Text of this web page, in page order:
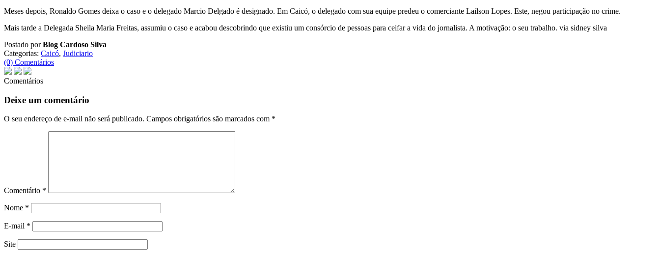
Meses depois, Ronaldo Gomes deixa o caso e o delegado Marcio Delgado é designado. Em Caicó, o delegado com sua equipe predeu o comerciante Lailson Lopes. Este, negou participação no crime.
Mais tarde a Delegada Sheila Maria Freitas, assumiu o caso e acabou descobrindo que existiu um consórcio de pessoas para ceifar a vida do jornalista. A motivação: o seu trabalho. via sidney silva
Postado porBlog Cardoso Silva
Categorias: Caicó, Judiciario
(0) Comentários
Comentários
Deixe um comentário
O seu endereço de e-mail não será publicado. Campos obrigatórios são marcados com *
Comentário *
Nome *
E-mail *
Site